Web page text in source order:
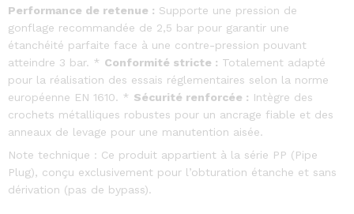
Performance de retenue : Supporte une pression de
gonflage recommandée de 2,5 bar pour garantir une
étanchéité parfaite face à une contre-pression pouvant
atteindre 3 bar. * Conformité stricte : Totalement adapté
pour la réalisation des essais réglementaires selon la norme
européenne EN 1610. * Sécurité renforcée : Intègre des
crochets métalliques robustes pour un ancrage fiable et des
anneaux de levage pour une manutention aisée.
Note technique : Ce produit appartient à la série PP (Pipe
Plug), conçu exclusivement pour l’obturation étanche et sans
dérivation (pas de bypass).